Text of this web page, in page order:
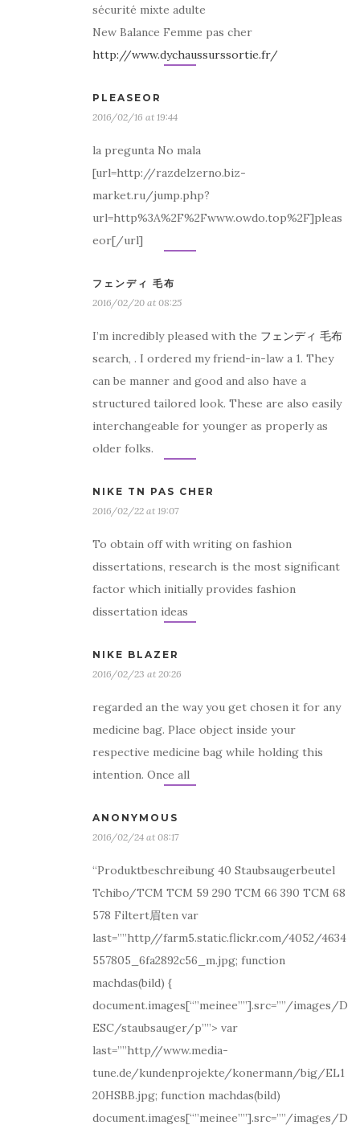
sécurité mixte adulte
New Balance Femme pas cher
http://www.dychaussurssortie.fr/
PLEASEOR
2016/02/16 at 19:44
la pregunta No mala
[url=http://razdelzerno.biz-
market.ru/jump.php?
url=http%3A%2F%2Fwww.owdo.top%2F]pleas
eor[/url]
フェンディ 毛布
2016/02/20 at 08:25
I’m incredibly pleased with the フェンディ 毛布
search, . I ordered my friend-in-law a 1. They
can be manner and good and also have a
structured tailored look. These are also easily
interchangeable for younger as properly as
older folks.
NIKE TN PAS CHER
2016/02/22 at 19:07
To obtain off with writing on fashion
dissertations, research is the most significant
factor which initially provides fashion
dissertation ideas
NIKE BLAZER
2016/02/23 at 20:26
regarded an the way you get chosen it for any
medicine bag. Place object inside your
respective medicine bag while holding this
intention. Once all
ANONYMOUS
2016/02/24 at 08:17
“Produktbeschreibung 40 Staubsaugerbeutel
Tchibo/TCM TCM 59 290 TCM 66 390 TCM 68
578 Filtert眉ten var
last=””http//farm5.static.flickr.com/4052/4634
557805_6fa2892c56_m.jpg; function
machdas(bild) {
document.images[“”meinee””].src=””/images/D
ESC/staubsauger/p””> var
last=””http//www.media-
tune.de/kundenprojekte/konermann/big/EL1
20HSBB.jpg; function machdas(bild)
document.images[“”meinee””].src=””/images/D